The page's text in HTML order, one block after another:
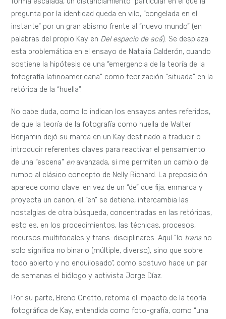
pregunta por la identidad queda en vilo, “congelada en el
instante” por un gran abismo frente al “nuevo mundo” (en
palabras del propio Kay en Del espacio de acá). Se desplaza
esta problemática en el ensayo de Natalia Calderón, cuando
sostiene la hipótesis de una “emergencia de la teoría de la
fotografía latinoamericana” como teorización “situada” en la
retórica de la “huella”.
No cabe duda, como lo indican los ensayos antes referidos,
de que la teoría de la fotografía como huella de Walter
Benjamin dejó su marca en un Kay destinado a traducir o
introducir referentes claves para reactivar el pensamiento
de una “escena” enavanzada, si me permiten un cambio de
rumbo al clásico concepto de Nelly Richard. La preposición
aparece como clave: en vez de un “de” que fija, enmarca y
proyecta un canon, el “en” se detiene, intercambia las
nostalgias de otra búsqueda, concentradas en las retóricas,
esto es, en los procedimientos, las técnicas, procesos,
recursos multifocales y trans-disciplinares. Aquí “lo transno
solo significa no binario (múltiple, diverso), sino que sobre
todo abierto y no enquilosado”, como sostuvo hace un par
de semanas el biólogo y activista Jorge Díaz.
Por su parte, Breno Onetto, retoma el impacto de la teoría
fotográfica de Kay, entendida como foto-grafía, como “una